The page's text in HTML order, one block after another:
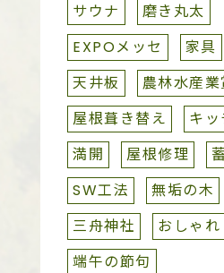
サウナ
磨き丸太
EXPOメッセ
家具
天井板
農林水産業
屋根葺き替え
キッ
満開
屋根修理
SW工法
無垢の木
三舟神社
おしゃれ
端午の節句